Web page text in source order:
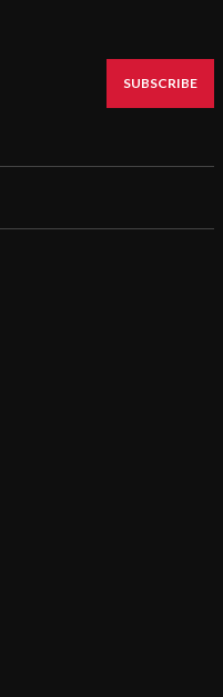
SUBSCRIBE